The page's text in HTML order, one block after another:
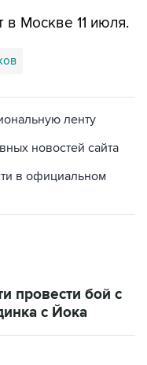
в Москве 11 июля.
ленту
новостей сайта
в официальном
провести бой с
с Йока